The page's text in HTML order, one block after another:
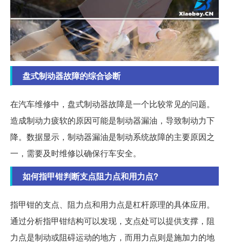
盘式制动器故障的综合诊断
在汽车维修中，盘式制动器故障是一个比较常见的问题。
造成制动力疲软的原因可能是制动器漏油，导致制动力下
降。数据显示，制动器漏油是制动系统故障的主要原因之
一，需要及时维修以确保行车安全。
如何指甲钳判断支点阻力点和用力点?
指甲钳的支点、阻力点和用力点是杠杆原理的具体应用。
通过分析指甲钳结构可以发现，支点处可以提供支撑，阻
力点是制动或阻碍运动的地方，而用力点则是施加力的地